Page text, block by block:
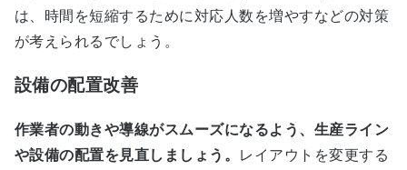
は、時間を短縮するために対応人数を増やすなどの対策
が考えられるでしょう。
設備の配置改善
作業者の動きや導線がスムーズになるよう、生産ライン
や設備の配置を見直しましょう。
レイアウトを変更する